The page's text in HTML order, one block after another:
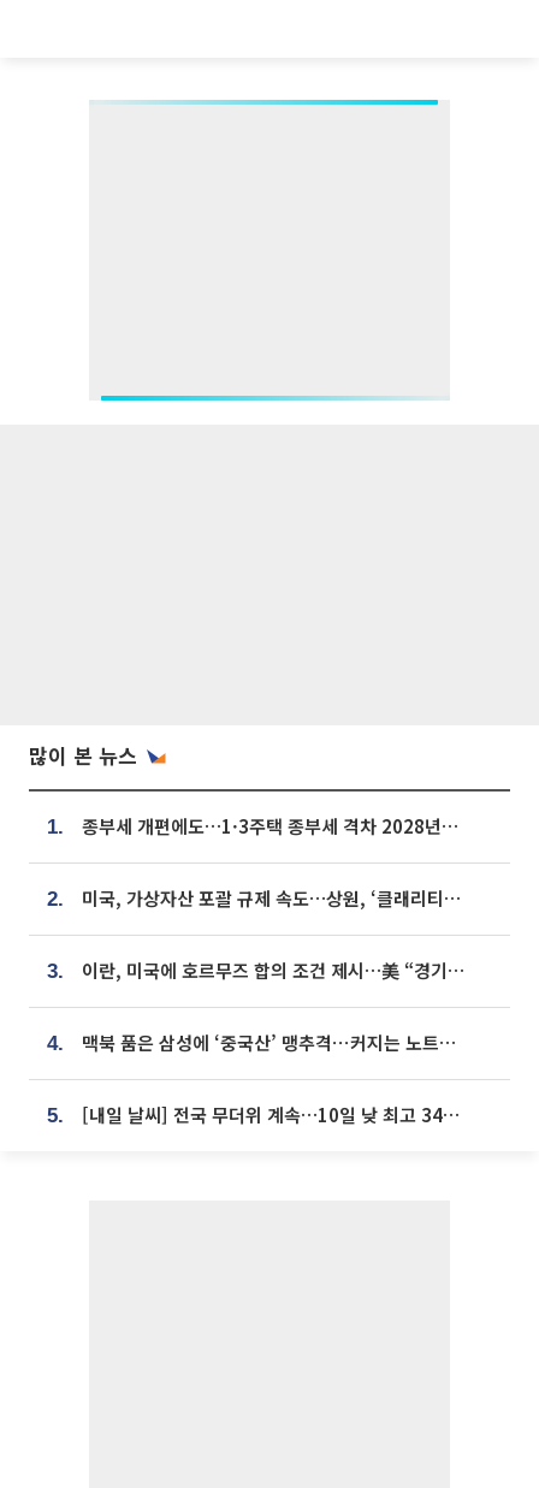
많이 본 뉴스
1. 종부세 개편에도…1·3주택 종부세 격차 2028년부터 확대
2. 미국, 가상자산 포괄 규제 속도…상원, ‘클래리티법’ 9월 절차투표 추진
3. 이란, 미국에 호르무즈 합의 조건 제시…美 “경기 아직 안 끝나” [종합]
4. 맥북 품은 삼성에 ‘중국산’ 맹추격⋯커지는 노트북 OLED 시장
5. [내일 날씨] 전국 무더위 계속…10일 낮 최고 34도 육박